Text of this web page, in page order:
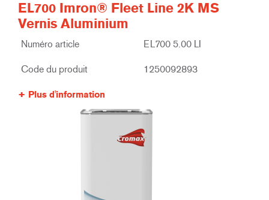
EL700 Imron® Fleet Line 2K MS
Vernis Aluminium
Numéro article EL700 5.00 LI
Code du produit 1250092893
Plus d'information